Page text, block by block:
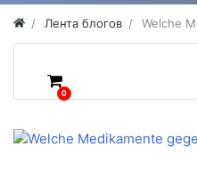
Лента блогов Welche
0